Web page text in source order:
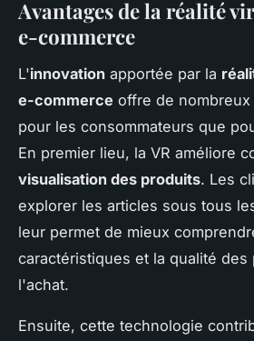
Avantages de la réalité
e-commerce
L'innovation apportée par la
e-commerce offre de nombreux
pour les consommateurs que
En premier lieu, la VR améliore
visualisation des produits. Les
explorer les articles sous tous
leur permet de mieux
caractéristiques et la qualité des
l'achat.
Ensuite, cette technologie